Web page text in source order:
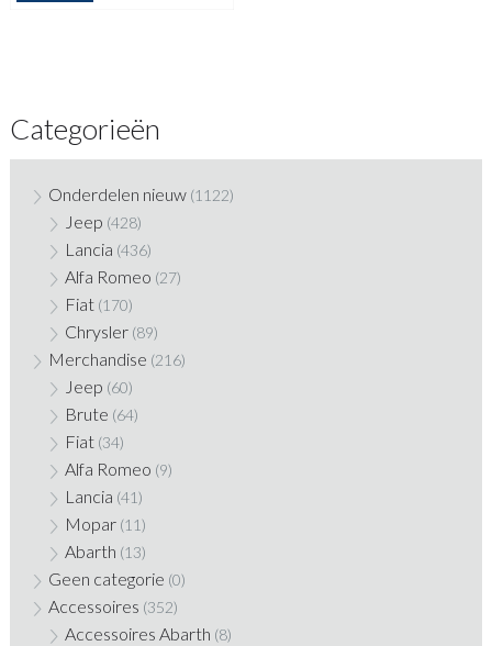
Categorieën
Onderdelen nieuw (1122)
Jeep (428)
Lancia (436)
Alfa Romeo (27)
Fiat (170)
Chrysler (89)
Merchandise (216)
Jeep (60)
Brute (64)
Fiat (34)
Alfa Romeo (9)
Lancia (41)
Mopar (11)
Abarth (13)
Geen categorie (0)
Accessoires (352)
Accessoires Abarth (8)